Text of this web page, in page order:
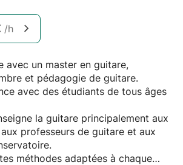
/h
avec un master en guitare,
et pédagogie de guitare.
avec des étudiants de tous âges
la guitare principalement aux
professeurs de guitare et aux
méthodes adaptées à chaque